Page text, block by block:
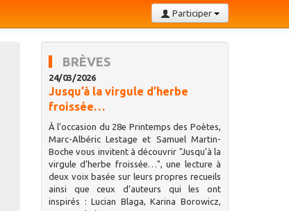
Participer
BRÈVES
24/03/2026
Jusqu’à la virgule d’herbe
froissée…
À l’occasion du 28e Printemps des Poètes,
Marc-Albéric Lestage et Samuel Martin-
Boche vous invitent à découvrir "Jusqu’à la
virgule d’herbe froissée…", une lecture à
deux voix basée sur leurs propres recueils
ainsi que ceux d’auteurs qui les ont
inspirés : Lucian Blaga, Karina Borowicz,